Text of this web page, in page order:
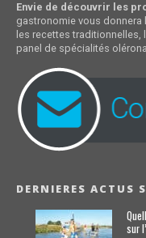
Envie de découvrir les
gastronomie vous donnera
les recettes
panel de spécialités
DERNIERES ACTUS
sur